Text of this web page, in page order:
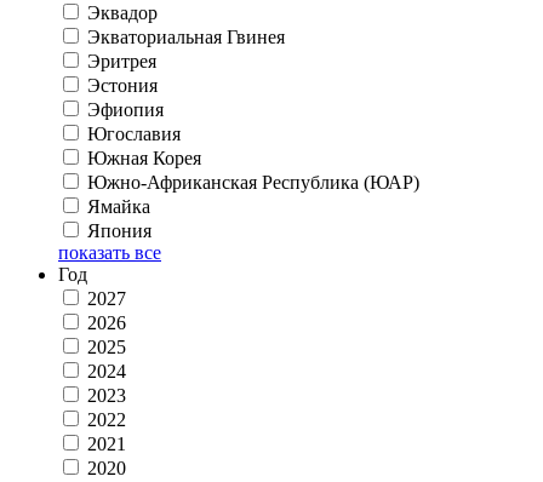
Эквадор
Экваториальная Гвинея
Эритрея
Эстония
Эфиопия
Югославия
Южная Корея
Южно-Африканская Республика (ЮАР)
Ямайка
Япония
показать все
Год
2027
2026
2025
2024
2023
2022
2021
2020